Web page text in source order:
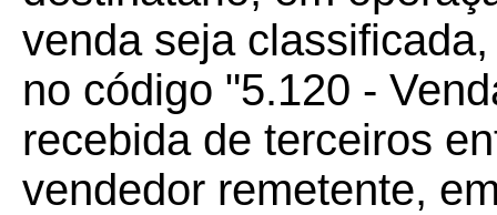
venda seja
no código "5.120 -
recebida de terceiros
vendedor remetente,